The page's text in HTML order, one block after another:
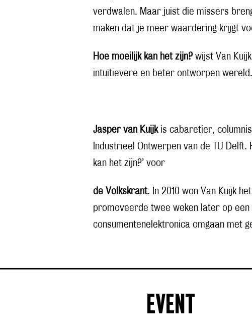
verdwalen. Maar juist die missers
maken dat je meer waardering krijgt
Hoe moeilijk kan het zijn? wijst Van
intuïtievere en beter ontworpen wereld.
Jasper van Kuijkis cabaretier,
Industrieel Ontwerpen van de TU
kan het zijn?’ voor
de Volkskrant. In 2010 won Van Kuijk
promoveerde twee weken later op
consumentenelektronica omgaan met
EVENT